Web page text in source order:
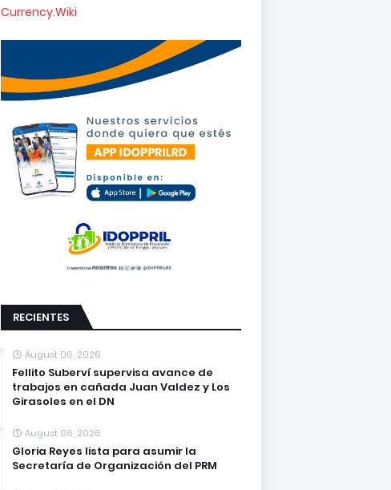
Currency.Wiki
RECIENTES
August 06, 2026
Fellito Suberví supervisa avance de
trabajos en cañada Juan Valdez y Los
Girasoles en el DN
August 06, 2026
Gloria Reyes lista para asumir la
Secretaría de Organización del PRM